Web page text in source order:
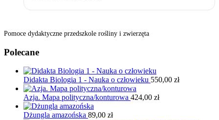
Pomoce dydaktyczne przedszkole rośliny i zwierzęta
Polecane
Didakta Biologia 1 - Nauka o człowieku 550,00 zł
Azja. Mapa polityczna/konturowa 424,00 zł
Dżungla amazońska 89,00 zł